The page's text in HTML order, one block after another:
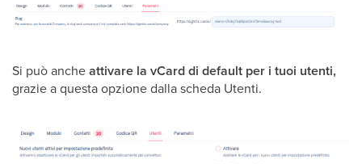
Si può ancheattivare la vCard di default per i tuoi utenti,
grazie a questa opzione dalla scheda Utenti.